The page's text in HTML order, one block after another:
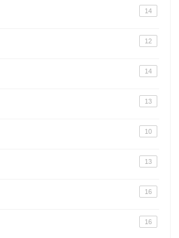
14
12
14
13
10
13
16
16